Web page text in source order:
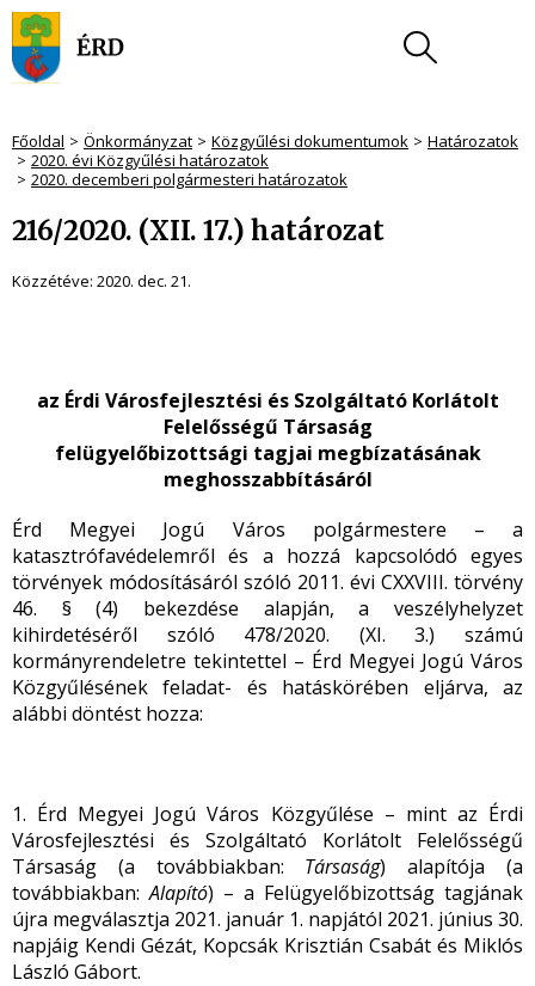
Főoldal Önkormányzat Közgyűlési dokumentumok
Határozatok
2020. évi Közgyűlési határozatok
2020. decemberi polgármesteri határozatok
216/2020. (XII. 17.) határozat
Közzétéve: 2020. dec. 21.
az Érdi Városfejlesztési és Szolgáltató Korlátolt
Felelősségű Társaság
felügyelőbizottsági tagjai megbízatásának
meghosszabbításáról
Érd Megyei Jogú Város polgármestere – a
katasztrófavédelemről és a hozzá kapcsolódó egyes
törvények módosításáról szóló 2011. évi CXXVIII. törvény
46. § (4) bekezdése alapján, a veszélyhelyzet
kihirdetéséről szóló 478/2020. (XI. 3.) számú
kormányrendeletre tekintettel – Érd Megyei Jogú Város
Közgyűlésének feladat- és hatáskörében eljárva, az
alábbi döntést hozza:
1. Érd Megyei Jogú Város Közgyűlése – mint az Érdi
Városfejlesztési és Szolgáltató Korlátolt Felelősségű
Társaság (a továbbiakban: Társaság) alapítója (a
továbbiakban:Alapító) – a Felügyelőbizottság tagjának
újra megválasztja 2021. január 1. napjától 2021. június 30.
napjáig Kendi Gézát, Kopcsák Krisztián Csabát és Miklós
László Gábort.